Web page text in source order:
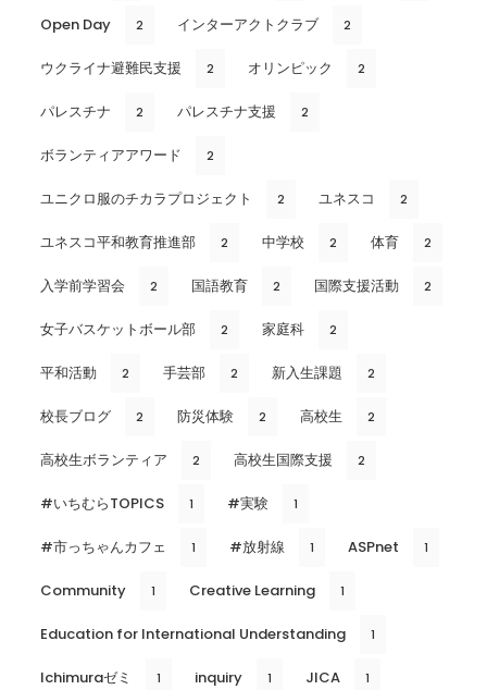
Open Day 2 インターアクトクラブ 2
ウクライナ避難民支援 2 オリンピック 2
パレスチナ 2 パレスチナ支援 2
ボランティアアワード 2
ユニクロ服のチカラプロジェクト 2 ユネスコ 2
ユネスコ平和教育推進部 2 中学校 2 体育 2
入学前学習会 2 国語教育 2 国際支援活動 2
女子バスケットボール部 2 家庭科 2
平和活動 2 手芸部 2 新入生課題 2
校長ブログ 2 防災体験 2 高校生 2
高校生ボランティア 2 高校生国際支援 2
#いちむらTOPICS 1 #実験 1
#市っちゃんカフェ 1 #放射線 1 ASPnet 1
Community 1 Creative Learning 1
Education for International Understanding 1
Ichimuraゼミ 1 inquiry 1 JICA 1